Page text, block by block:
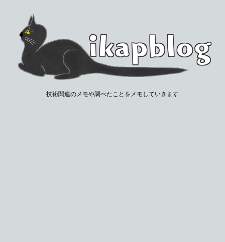
技術関連のメモや調べたことをメモしていきます